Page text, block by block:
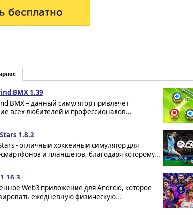
BMX 1.39
BMX – данный симулятор привлечет
всех любителей и профессионалов...
1.8.2
- отличный хоккейный симулятор для
и планшетов, благодаря которому...
Web3 приложение для Android, которое
ежедневную физическую...